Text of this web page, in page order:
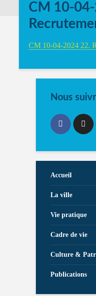
CM 10-
CM 10-04-2024 22.
Nous
Accueil
La ville
Vie pratique
Cadre de vie
Culture &
Publications